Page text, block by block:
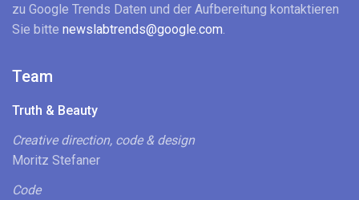
zu Google Trends Daten und der Aufbereitung kontaktieren
Sie bitte newslabtrends@google.com
Team
Truth & Beauty
Creative direction, code & design
Moritz Stefaner
Code